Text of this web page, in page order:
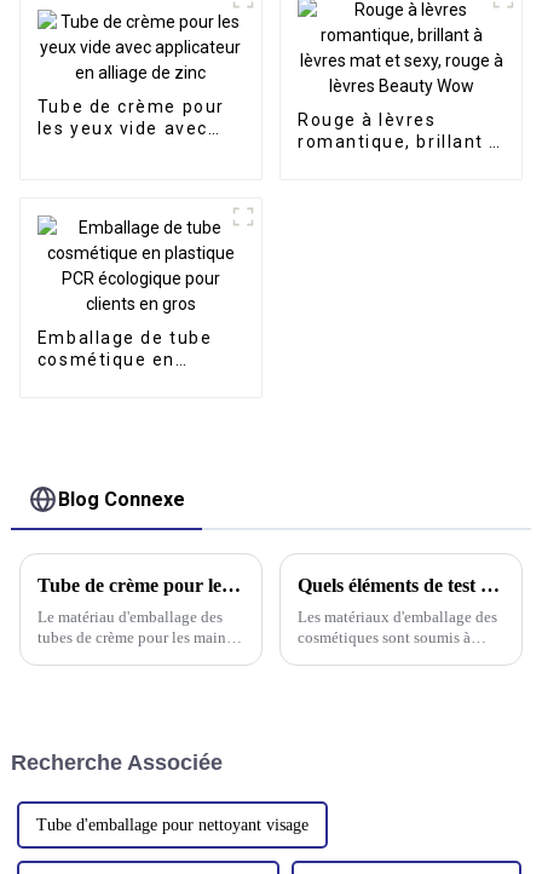
écologique, pour
crème pour les
mains, lotion pour le
corps, emballage
cosmétique souple,
tube souple
Tube de crème pour
les yeux vide avec
Rouge à lèvres
romantique, brillant à
Emballage de tube
cosmétique en
Blog Connexe
Tube de crème pour les mains rechargeable Matériau d'emballage
Le matériau d'emballage des
tubes de crème pour les mains
fonctionnalité et la sécurité des
Quels éléments de test physique les matériaux d'emballage cosmétique doivent-ils effectuer ?
Les matériaux d'emballage des
cosmétiques sont soumis à
Recherche Associée
Tube d'emballage pour nettoyant visage